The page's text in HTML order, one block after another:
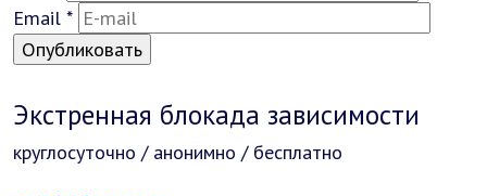
Email *
Экстренная блокада зависимости
круглосуточно / анонимно / бесплатно